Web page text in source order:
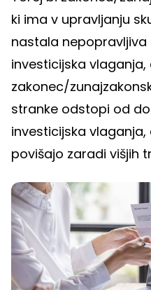
ki ima v upravljanju
nastala
investicijska
zakonec/
stranke odstopi od
investicijska
povišajo zaradi višjih